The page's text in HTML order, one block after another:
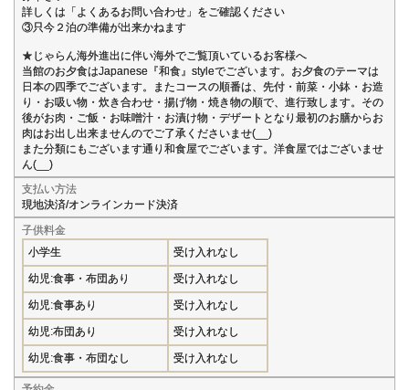
詳しくは「よくあるお問い合わせ」をご確認ください
③只今２泊の準備が出来かねます
★じゃらん海外進出に伴い海外でご覧頂いているお客様へ
当館のお夕食はJapanese『和食』styleでございます。お夕食のテーマは
日本の四季でございます。またコースの順番は、先付・前菜・小鉢・お造
り・お吸い物・炊き合わせ・揚げ物・焼き物の順で、進行致します。その
後がお肉・ご飯・お味噌汁・お漬け物・デザートとなり最初のお膳からお
肉はお出し出来ませんのでご了承くださいませ(__)
また分類にもございます通り和食屋でございます。洋食屋ではございませ
ん(__)
支払い方法
現地決済/オンラインカード決済
子供料金
小学生
受け入れなし
幼児:食事・布団あり 受け入れなし
幼児:食事あり 受け入れなし
幼児:布団あり 受け入れなし
幼児:食事・布団なし 受け入れなし